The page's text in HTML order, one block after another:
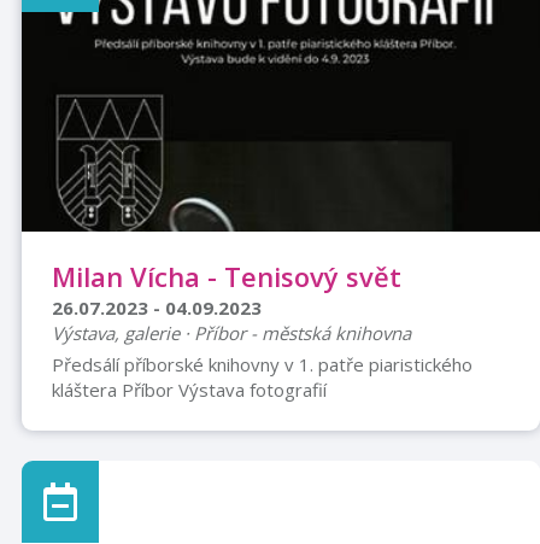
Milan Vícha - Tenisový svět
26.07.2023 - 04.09.2023
Výstava, galerie · Příbor - městská knihovna
Předsálí příborské knihovny v 1. patře piaristického
kláštera Příbor Výstava fotografií